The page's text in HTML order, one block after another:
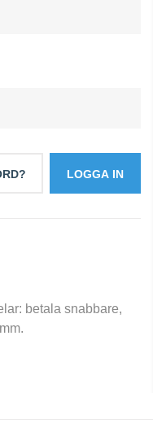
LOGGA IN
betala snabbare,